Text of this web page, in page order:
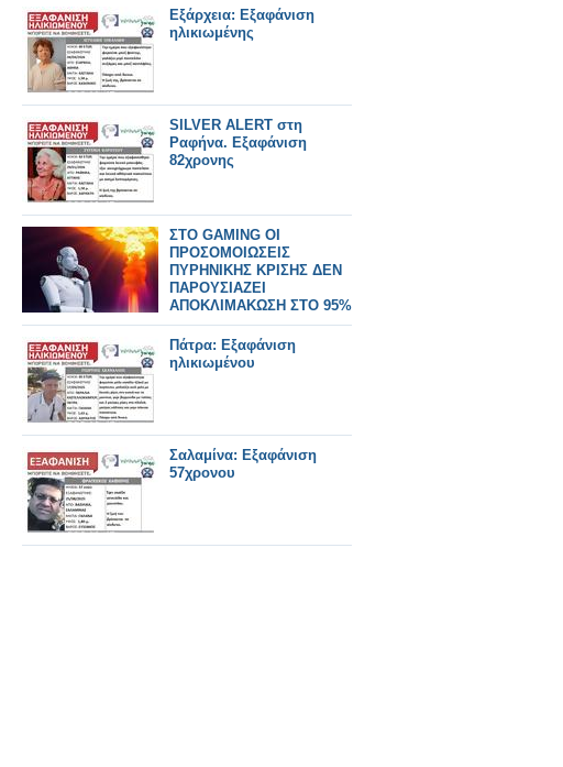
Εξάρχεια: Εξαφάνιση
ηλικιωμένης
SILVER ALERT στη
Ραφήνα. Εξαφάνιση
82χρονης
ΣΤΟ GAMING ΟΙ
ΠΡΟΣΟΜΟΙΩΣΕΙΣ
ΠΥΡΗΝΙΚΗΣ ΚΡΙΣΗΣ ΔΕΝ
ΠΑΡΟΥΣΙΑΖΕΙ
ΑΠΟΚΛΙΜΑΚΩΣΗ ΣΤΟ 95%
ΤΩΝ ΠΑΙΧΝΙΔΙΩΝ
Πάτρα: Εξαφάνιση
ηλικιωμένου
Σαλαμίνα: Εξαφάνιση
57χρονου